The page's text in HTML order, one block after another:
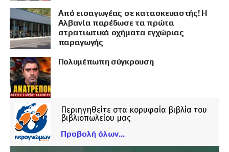
Από εισαγωγέας σε κατασκευαστής! Η
Αλβανία παρέδωσε τα πρώτα
στρατιωτικά οχήματα εγχώριας
παραγωγής
Πολυμέπωπη σύγκρουση
Περιηγηθείτε στα κορυφαία βιβλία του
βιβλιοπωλείου μας
Προβολή όλων